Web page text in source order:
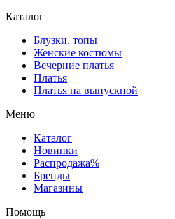
Каталог
Блузки, топы
Женские костюмы
Вечерние платья
Платья
Платья на выпускной
Меню
Каталог
Новинки
Распродажа%
Бренды
Магазины
Помощь